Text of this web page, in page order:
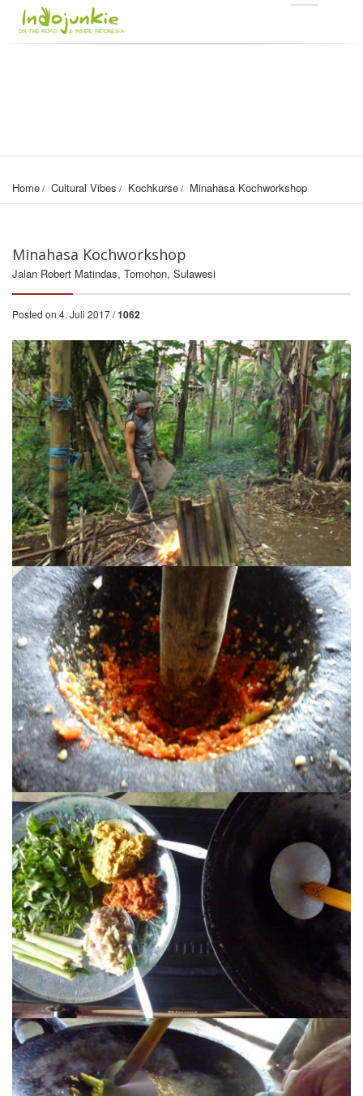
Home Cultural Vibes Kochkurse Minahasa Kochworkshop
Minahasa Kochworkshop
Jalan Robert Matindas, Tomohon, Sulawesi
Posted on 4. Juli 2017 /1062